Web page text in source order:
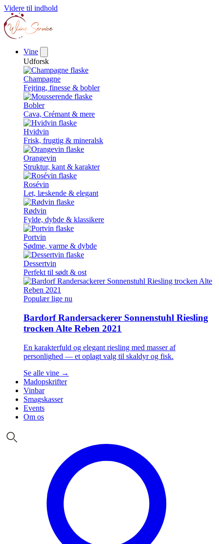
Videre til indhold
Vine
Udforsk
Champagne
Fejring, finesse & bobler
Bobler
Cava, Crémant & mere
Hvidvin
Frisk, frugtig & mineralsk
Orangevin
Struktur, kant & karakter
Rosévin
Let, læskende & elegant
Rødvin
Fylde, dybde & klassikere
Portvin
Sødme, varme & dybde
Dessertvin
Perfekt til sødt & ost
Populær lige nu
Bardorf Randersackerer Sonnenstuhl Riesling
trocken Alte Reben 2021
En karakterfuld og elegant riesling med masser af
personlighed — et oplagt valg til skaldyr og fisk.
Se alle vine →
Madopskrifter
Vinbar
Smagskasser
Events
Om os
Søg